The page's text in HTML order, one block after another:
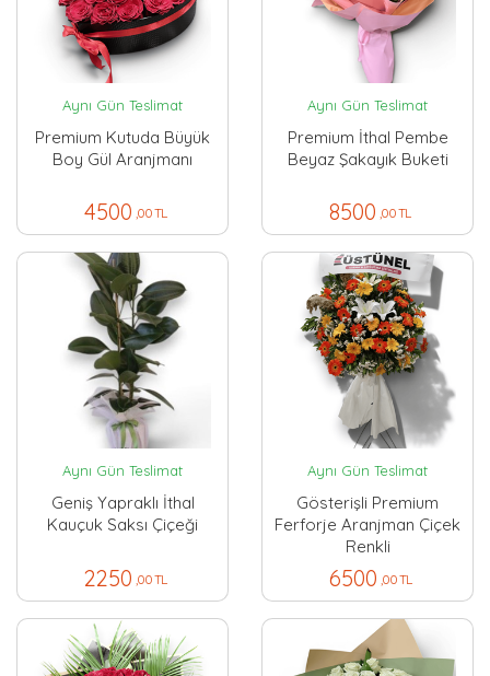
Aynı Gün Teslimat
Premium Kutuda Büyük
Boy Gül Aranjmanı
4500 ,00 TL
Aynı Gün Teslimat
Premium İthal Pembe
Beyaz Şakayık Buketi
8500 ,00 TL
Aynı Gün Teslimat
Geniş Yapraklı İthal
Kauçuk Saksı Çiçeği
2250 ,00 TL
Aynı Gün Teslimat
Gösterişli Premium
Ferforje Aranjman Çiçek
Renkli
6500 ,00 TL